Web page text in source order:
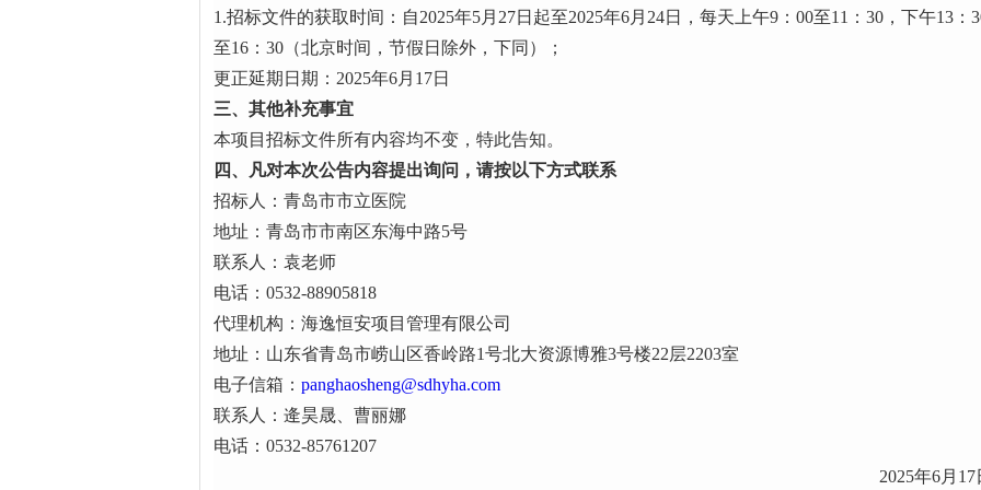
1.招标文件的获取时间：自2025年5月27日起至2025年6月24日，每天上午9：00至11：30，下午13：
至16：30（北京时间，节假日除外，下同）；
更正延期日期：2025年6月17日
三、其他补充事宜
本项目招标文件所有内容均不变，特此告知。
四、凡对本次公告内容提出询问，请按以下方式联系
招标人：青岛市市立医院
地址：青岛市市南区东海中路5号
联系人：袁老师
电话：0532-88905818
代理机构：海逸恒安项目管理有限公司
地址：山东省青岛市崂山区香岭路1号北大资源博雅3号楼22层2203室
电子信箱： panghaosheng@sdhyha.com
联系人：逄昊晟、曹丽娜
电话：0532-85761207
2025年6月17